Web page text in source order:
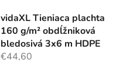
vidaXL Tieniaca plachta
160 g/m² obdĺžniková
bledosivá 3x6 m HDPE
€44,60